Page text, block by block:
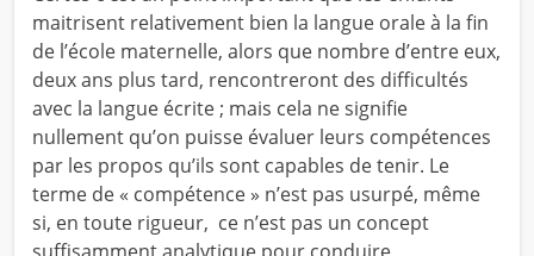
maitrisent relativement bien la langue orale à la fin
de l’école maternelle, alors que nombre d’entre eux,
deux ans plus tard, rencontreront des difficultés
avec la langue écrite ; mais cela ne signifie
nullement qu’on puisse évaluer leurs compétences
par les propos qu’ils sont capables de tenir. Le
terme de « compétence » n’est pas usurpé, même
si, en toute rigueur, ce n’est pas un concept